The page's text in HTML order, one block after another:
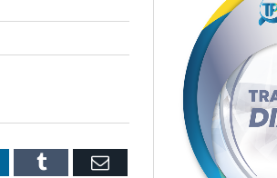
Tumblr Email